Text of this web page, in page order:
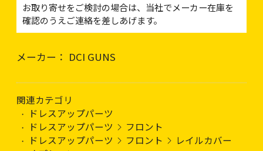
お取り寄せをご検討の場合は、当社でメーカー在庫を
確認のうえご連絡を差しあげます。
メーカー： DCI GUNS
関連カテゴリ
ドレスアップパーツ
ドレスアップパーツ
フロント
ドレスアップパーツ
フロント
レイルカバー